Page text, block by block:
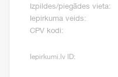
Izpildes/piegādes vieta:
Iepirkuma veids:
CPV kodi:
Iepirkumi.lv ID: